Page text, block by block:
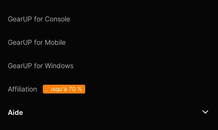
GearUP for Console
GearUP for Mobile
GearUP for Windows
Affiliation Jusqu'à 70 %
Aide